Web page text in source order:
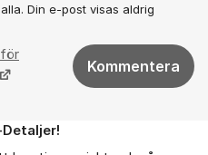
Din e-post visas aldrig
Kommentera